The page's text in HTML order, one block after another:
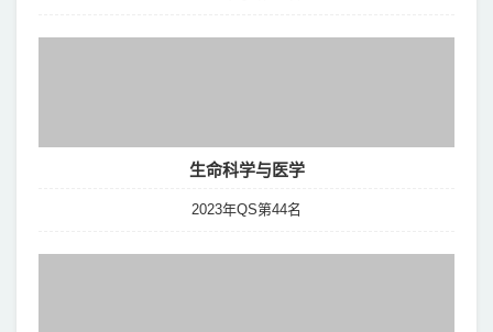
生命科学与医学
2023年QS第44名